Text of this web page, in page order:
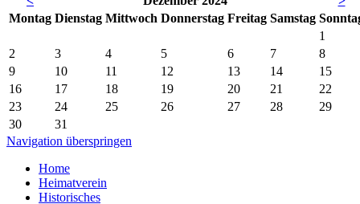
Montag Dienstag Mittwoch Donnerstag Freitag Samstag So
1
2
3 4 5 6 7
8
9
10 11 12 13 14
15
16
17 18 19 20 21
22
23
24 25 26 27 28
29
30
31
Navigation überspringen
Home
Heimatverein
Historisches